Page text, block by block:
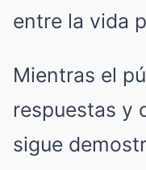
entre la vida
Mientras el
respuestas y
sigue